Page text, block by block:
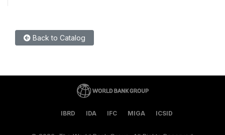
Back to Catalog
IBRD IDA IFC MIGA ICSID